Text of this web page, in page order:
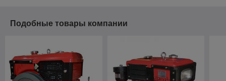
Подобные товары компании